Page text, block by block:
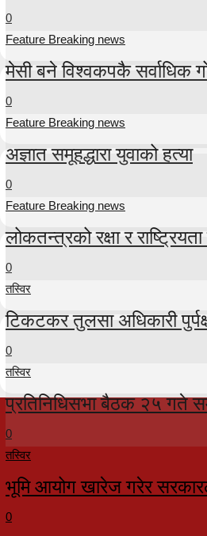
0
Feature Breaking news
मेसी बने विश्वकपकै सर्वाधिक
0
Feature Breaking news
अज्ञात समूहद्धारा युवाको हत्या
0
Feature Breaking news
लोकतन्त्रको रक्षा र
0
तस्विर
टिकटकर तुलसा अधिकारी
0
तस्विर
प्रतिनिधिसभा बैठक २५ गते
0
तस्विर
भूमि आयोग खारेज गरेर
0